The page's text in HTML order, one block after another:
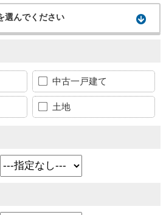
選んでください
中古一戸建て
土地